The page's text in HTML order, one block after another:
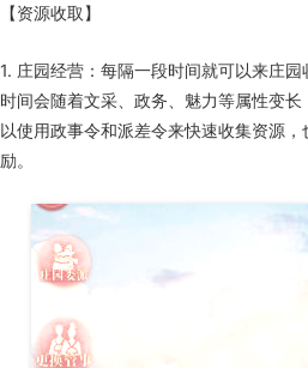
【资源收取】
1. 庄园经营：每隔一段时间就可以来庄
时间会随着文采、政务、魅力等属性变
以使用政事令和派差令来快速收集资源
励。